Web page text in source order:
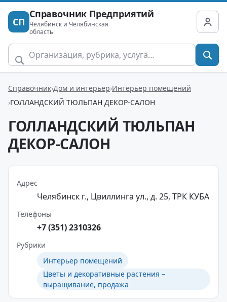
СП
Справочник Предприятий
Челябинск и Челябинская
область
Справочник Дом и интерьер Интерьер помещений
ГОЛЛАНДСКИЙ ТЮЛЬПАН ДЕКОР-САЛОН
ГОЛЛАНДСКИЙ ТЮЛЬПАН
ДЕКОР-САЛОН
Адрес
Челябинск г., Цвиллинга ул., д. 25, ТРК КУБА
Телефоны
+7 (351) 2310326
Рубрики
Интерьер помещений
Цветы и декоративные растения –
выращивание, продажа